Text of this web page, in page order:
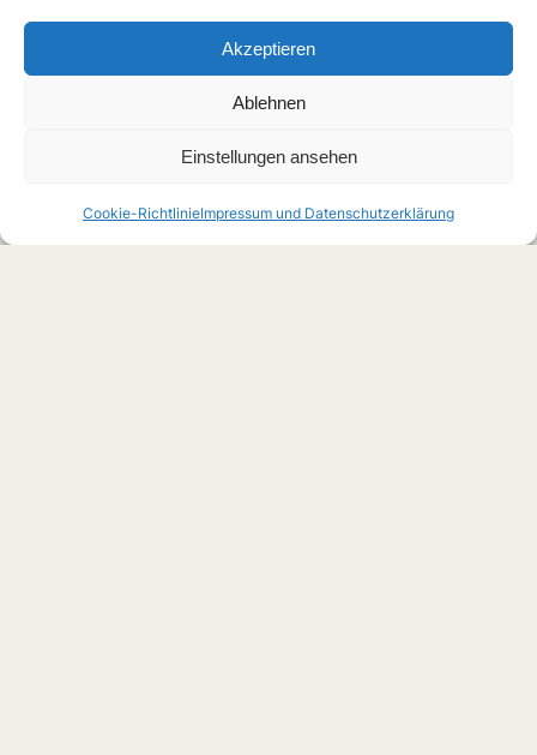
Akzeptieren
Ablehnen
Einstellungen ansehen
Cookie-RichtlinieImpressum und Datenschutzerklärung